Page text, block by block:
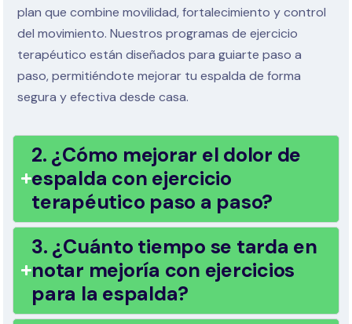
plan que combine movilidad, fortalecimiento y control
del movimiento. Nuestros programas de ejercicio
terapéutico están diseñados para guiarte paso a
paso, permitiéndote mejorar tu espalda de forma
segura y efectiva desde casa.
2. ¿Cómo mejorar el dolor de
espalda con ejercicio
terapéutico paso a paso?
3. ¿Cuánto tiempo se tarda en
notar mejoría con ejercicios
para la espalda?